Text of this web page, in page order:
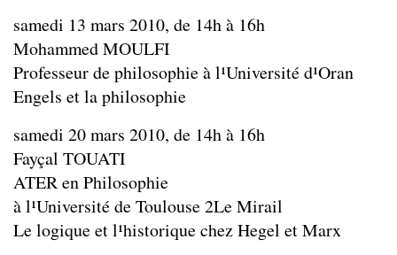
samedi 13 mars 2010, de 14h à 16h
Mohammed MOULFI
Professeur de philosophie à l¹Université d¹Oran
Engels et la philosophie
samedi 20 mars 2010, de 14h à 16h
Fayçal TOUATI
ATER en Philosophie
à l¹Université de Toulouse 2­Le Mirail
Le logique et l¹historique chez Hegel et Marx